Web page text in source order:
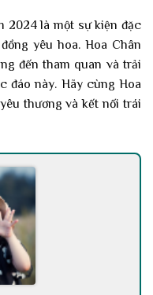
2024 là một sự kiện đặc
yêu hoa. Hoa Chân
đến tham quan và trải
đáo này. Hãy cùng Hoa
thương và kết nối trái